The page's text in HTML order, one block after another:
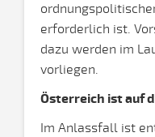
erforderlich ist.
dazu werden im
vorliegen.
Österreich ist auf
Im Anlassfall ist